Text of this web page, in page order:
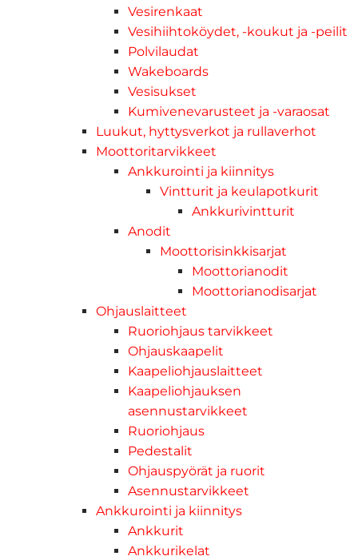
Vesirenkaat
Vesihiihtoköydet, -koukut ja -peilit
Polvilaudat
Wakeboards
Vesisukset
Kumivenevarusteet ja -varaosat
Luukut, hyttysverkot ja rullaverhot
Moottoritarvikkeet
Ankkurointi ja kiinnitys
Vintturit ja keulapotkurit
Ankkurivintturit
Anodit
Moottorisinkkisarjat
Moottorianodit
Moottorianodisarjat
Ohjauslaitteet
Ruoriohjaus tarvikkeet
Ohjauskaapelit
Kaapeliohjauslaitteet
Kaapeliohjauksen
asennustarvikkeet
Ruoriohjaus
Pedestalit
Ohjauspyörät ja ruorit
Asennustarvikkeet
Ankkurointi ja kiinnitys
Ankkurit
Ankkurikelat